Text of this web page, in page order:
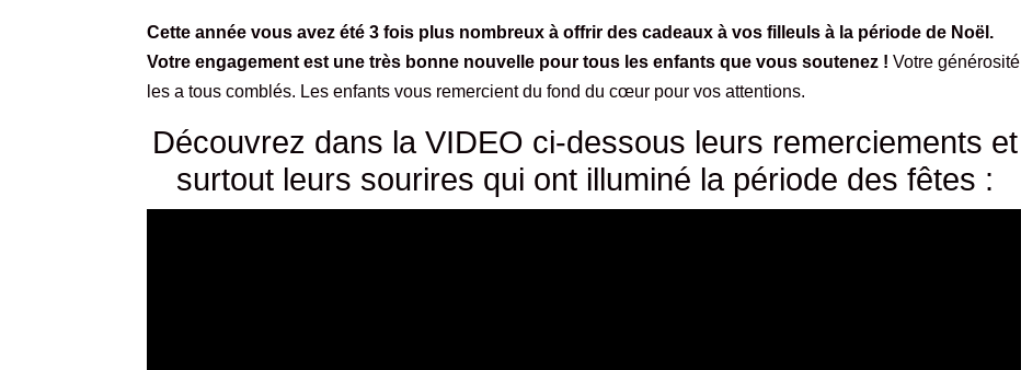
Cette année vous avez été 3 fois plus nombreux à offrir des cadeaux à vos filleuls à la période de Noël.
Votre engagement est une très bonne nouvelle pour tous les enfants que vous soutenez ! Votre générosité
les a tous comblés. Les enfants vous remercient du fond du cœur pour vos attentions.
Découvrez dans la VIDEO ci-dessous leurs remerciements et
surtout leurs sourires qui ont illuminé la période des fêtes :